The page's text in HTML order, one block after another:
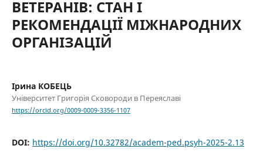
ВЕТЕРАНІВ: СТАН І
РЕКОМЕНДАЦІЇ МІЖНАРОДНИХ
ОРГАНІЗАЦІЙ
Ірина КОБЕЦЬ
Університет Григорія Сковороди в Переяславі
https://orcid.org/0009-0009-3356-1107
DOI: https://doi.org/10.32782/academ-ped.psyh-2025-2.13